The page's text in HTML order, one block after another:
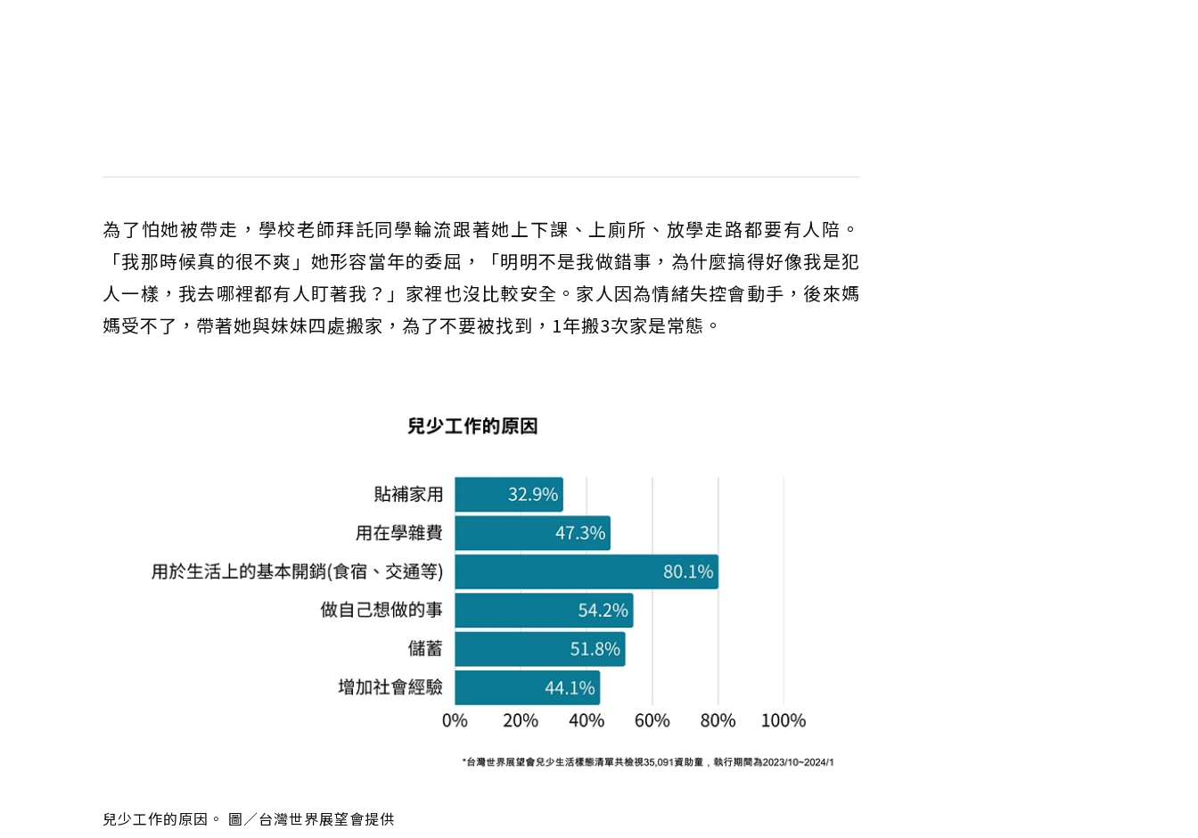
為了怕她被帶走，學校老師拜託同學輪流跟著她上下課、上廁所、放學走路都要有人陪。
「我那時候真的很不爽」她形容當年的委屈，「明明不是我做錯事，為什麼搞得好像我是犯
人一樣，我去哪裡都有人盯著我？」家裡也沒比較安全。家人因為情緒失控會動手，後來媽
媽受不了，帶著她與妹妹四處搬家，為了不要被找到，1年搬3次家是常態。
兒少工作的原因。 圖／台灣世界展望會提供